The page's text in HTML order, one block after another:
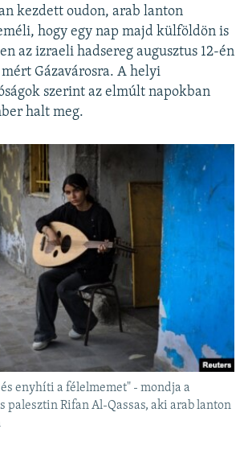
kezdett oudon, arab lanton
hogy egy nap majd külföldön is
az izraeli hadsereg augusztus 12-én
Gázavárosra. A helyi
szerint az elmúlt napokban
halt meg.
enyhíti a félelmemet" - mondja a
palesztin Rifan Al-Qassas, aki arab lanton